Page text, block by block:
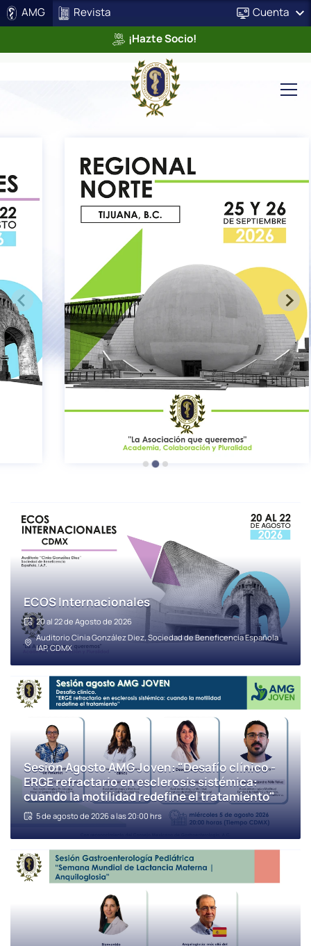
AMG
Revista
¡Hazte Socio!
Cuenta
ECOS Internacionales
20 al 22 de Agosto de 2026
Auditorio Cinia González Diez, Sociedad de Beneficencia Española
IAP, CDMX
Sesión Agosto AMG Joven: "Desafío clínico -
ERGE refractario en esclerosis sistémica:
cuando la motilidad redefine el tratamiento"
5 de agosto de 2026 a las 20:00 hrs